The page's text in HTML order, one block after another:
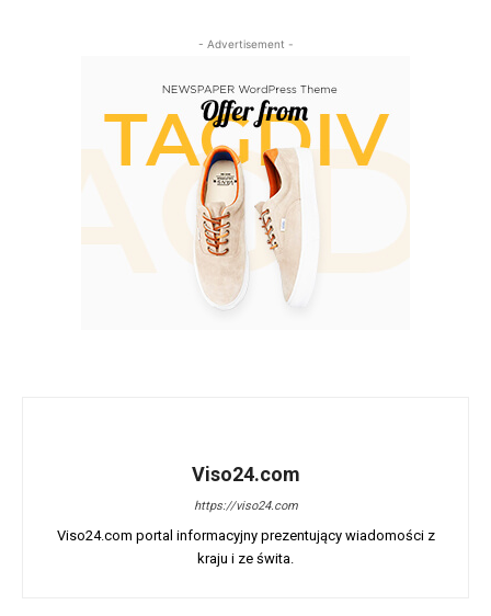
- Advertisement -
Viso24.com
https://viso24.com
Viso24.com portal informacyjny prezentujący wiadomości z
kraju i ze świta.